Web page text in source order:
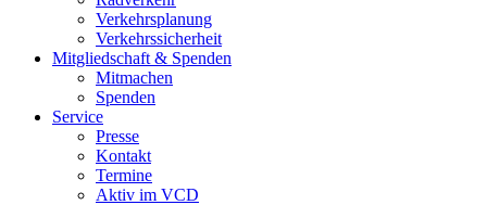
Verkehrsplanung
Verkehrssicherheit
Mitgliedschaft & Spenden
Mitmachen
Spenden
Service
Presse
Kontakt
Termine
Aktiv im VCD